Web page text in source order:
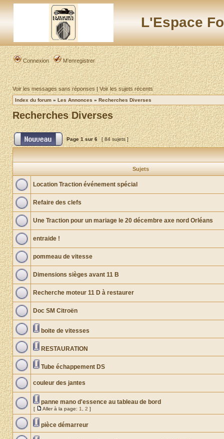
L'Espace
Connexion M’enregistrer
Voir les messages sans réponses|Voir les sujets récents
Index du forum » Les Annonces » Recherches Diverses
Recherches Diverses
Page1sur6 [ 84 sujets ]
Sujets
Location Traction événement spécial
Refaire des clefs
Une Traction pour un mariage le 20 décembre axe nord Orléans
entraide !
pommeau de vitesse
Dimensions sièges avant 11 B
Recherche moteur 11 D à restaurer
Doc SM Citroën
boite de vitesses
RESTAURATION
Tube échappement DS
couleur des jantes
panne mano d'essence au tableau de bord
[ Aller à la page: 1 2 ]
pièce démarreur